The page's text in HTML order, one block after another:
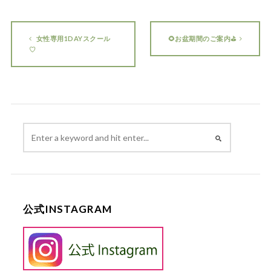
女性専用1DAYスクール
♡
🌻お盆期間のご案内⛳
公式INSTAGRAM